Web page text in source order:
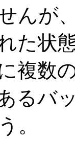
んが
た状
複数
るバ
。